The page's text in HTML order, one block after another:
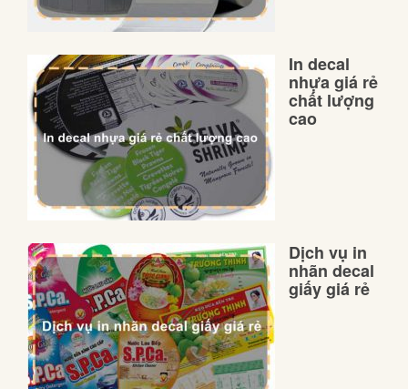
In decal
nhựa giá rẻ
chất lượng
cao
Dịch vụ in
nhãn decal
giấy giá rẻ